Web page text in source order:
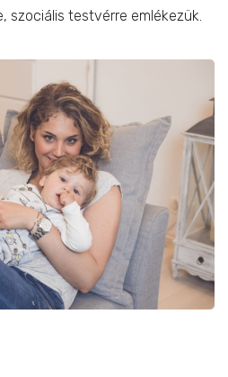
szociális testvérre emlékezük.